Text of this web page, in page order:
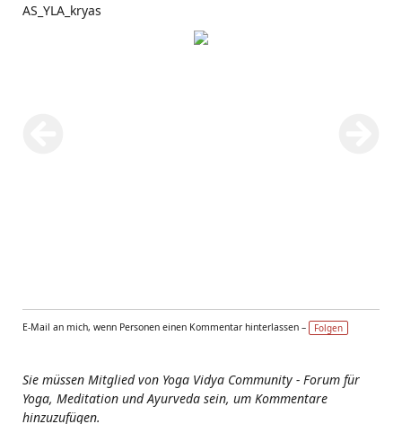
AS_YLA_kryas
E-Mail an mich, wenn Personen einen Kommentar hinterlassen – Folgen
Sie müssen Mitglied von Yoga Vidya Community - Forum für
Yoga, Meditation und Ayurveda sein, um Kommentare
hinzuzufügen.